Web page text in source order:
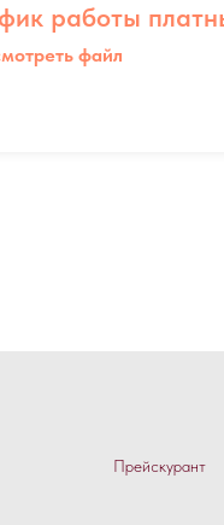
работы
файл
Прейскурант